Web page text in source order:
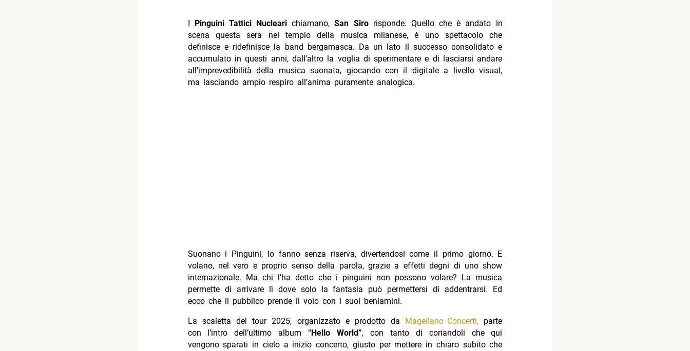
Pinguini Tattici Nucleari chiamano, San Sirorisponde. Quello che è andato in
scena questa sera nel tempio della musica milanese, è uno spettacolo che
definisce e ridefinisce la band bergamasca. Da un lato il successo consolidato e
accumulato in questi anni, dall’altro la voglia di sperimentare e di lasciarsi andare
all’imprevedibilità della musica suonata, giocando con il digitale a livello visual,
ma lasciando ampio respiro all’anima puramente analogica.
Suonano i Pinguini, lo fanno senza riserva, divertendosi come il primo giorno. E
volano, nel vero e proprio senso della parola, grazie a effetti degni di uno show
internazionale. Ma chi l’ha detto che i pinguini non possono volare? La musica
permette di arrivare lì dove solo la fantasia può permettersi di addentrarsi. Ed
ecco che il pubblico prende il volo con i suoi beniamini.
La scaletta del tour 2025, organizzato e prodotto da Magellano Concerti, parte
con l’intro dell’ultimo album “Hello World”, con tanto di coriandoli che qui
vengono sparati in cielo a inizio concerto, giusto per mettere in chiaro subito che